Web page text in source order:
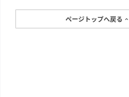
ページトップへ戻る